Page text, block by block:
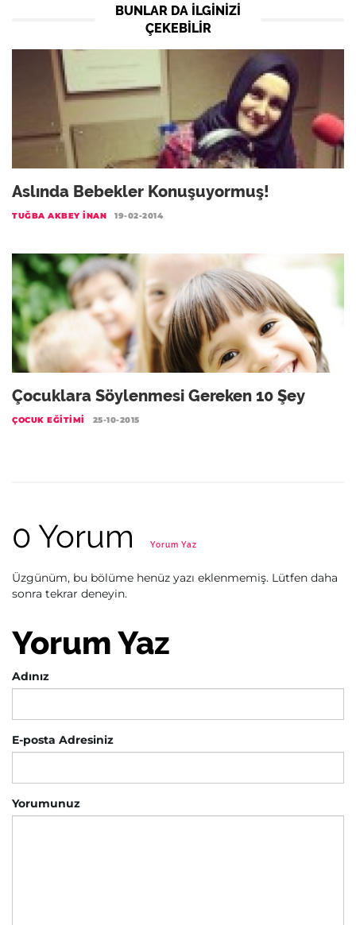
BUNLAR DA ILGINIZI
ÇEKEBILIR
Aslında Bebekler Konuşuyormuş!
TUĞBA AKBEY İNAN 19-02-2014
Çocuklara Söylenmesi Gereken 10 Şey
ÇOCUK EĞITIMI 25-10-2015
0 Yorum Yorum Yaz
Üzgünüm, bu bölüme henüz yazı eklenmemiş. Lütfen daha
sonra tekrar deneyin.
Yorum Yaz
Adınız
E-posta Adresiniz
Yorumunuz